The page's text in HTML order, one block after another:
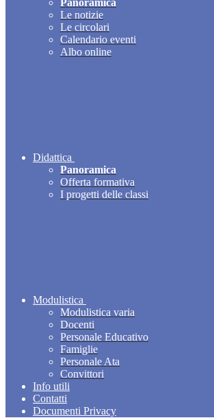
Panoramica
Le notizie
Le circolari
Calendario eventi
Albo online
Didattica
Panoramica
Offerta formativa
I progetti delle classi
Modulistica
Modulistica varia
Docenti
Personale Educativo
Famiglie
Personale Ata
Convittori
Info utili
Contatti
Documenti Privacy